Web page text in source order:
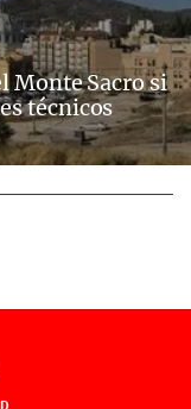
Monte Sacro si
técnicos